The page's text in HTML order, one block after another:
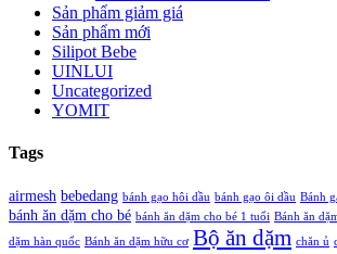
Sản phẩm giảm giá
Sản phẩm mới
Silipot Bebe
UINLUI
Uncategorized
YOMIT
Tags
airmesh bebedang bánh gạo hôi dầu bánh gạo ôi dầu Bánh
bánh ăn dặm cho bé bánh ăn dặm cho bé 1 tuổi Bánh ăn
dặm hàn quốc Bánh ăn dặm hữu cơ Bộ ăn dặm chăn ủ